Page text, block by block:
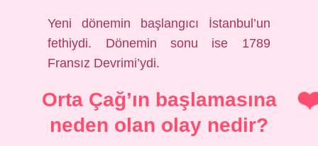
Yeni dönemin başlangıcı İstanbul’un
fethiydi. Dönemin sonu ise 1789
Fransız Devrimi’ydi.
Orta Çağ’ın başlamasına
neden olan olay nedir?